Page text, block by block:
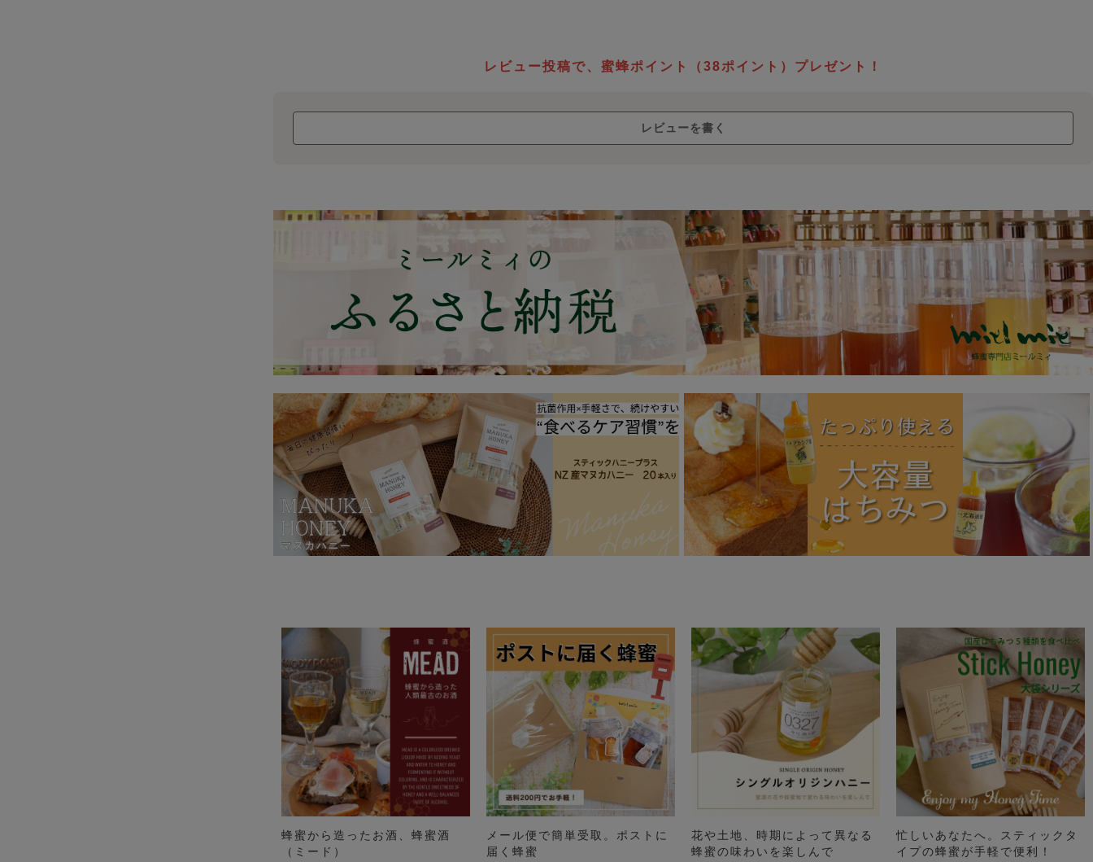
レビュー投稿で、蜜蜂ポイント（38ポイント）プレゼント！
レビューを書く
蜂蜜から造ったお酒、蜂蜜酒
（ミード）
メール便で簡単受取。ポストに
届く蜂蜜
花や土地、時期によって異なる
蜂蜜の味わいを楽しんで
忙しいあなたへ。スティックタ
イプの蜂蜜が手軽で便利！